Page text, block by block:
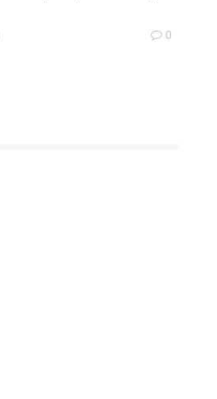
0